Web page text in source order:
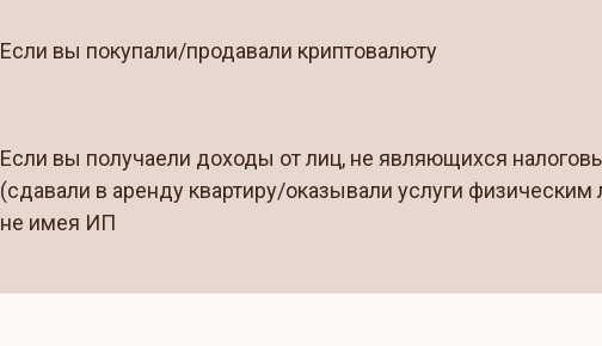
Если вы покупали/продавали криптовалюту
Если вы получаели доходы от лиц, не являющихся
(сдавали в аренду квартиру/оказывали услуги физическим
не имея ИП